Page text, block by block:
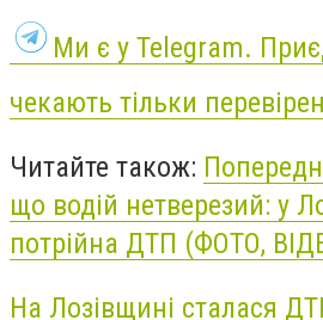
Ми є у Telegram.
чекають тільки
Читайте також:
що водій нетверезий: у
потрійна ДТП (ФОТО,
На Лозівщині сталася